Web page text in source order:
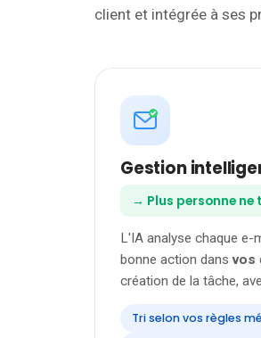
client et intégrée à ses
Gestion
→ Plus personne
L'IA analyse chaque e-
bonne action dansvos
création de la tâche,
Tri selon vos règles